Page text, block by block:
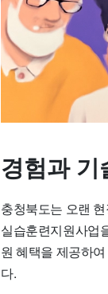
경험과 기
충청북도는 오랜
실습훈련지원사업
원 혜택을 제공하
다.